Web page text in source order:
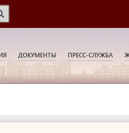
ДОКУМЕНТЫ ПРЕСС-СЛУЖБА